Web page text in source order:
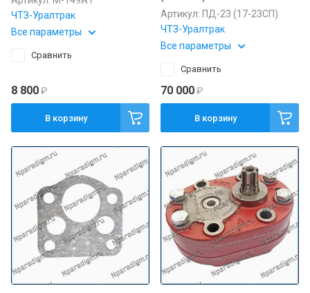
ЧТЗ-Уралтрак
Все параметры
Сравнить
8 800₽
В корзину
Артикул: ПД-23 (17-23СП)
ЧТЗ-Уралтрак
Все параметры
Сравнить
70 000₽
В корзину